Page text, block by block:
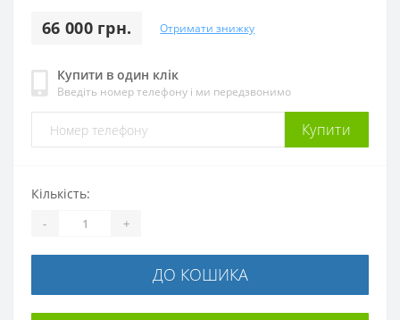
66 000 грн. Отримати знижку
Купити в один клік
Введіть номер телефону і ми передзвонимо
Купити
Кількість:
- +
ДО КОШИКА